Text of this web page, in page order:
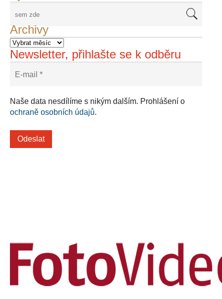
Archivy
Newsletter, přihlašte se k odběru
Naše data nesdílíme s nikým dalším. Prohlášení o
ochraně osobních údajů.